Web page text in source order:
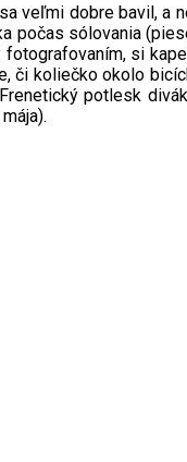
veľmi dobre bavil,
počas sólovania
si
koliečko okolo
potlesk